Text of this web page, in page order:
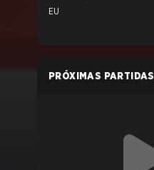
EU
PRÓXIMAS PARTIDAS